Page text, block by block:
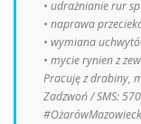
• udrażnianie rur
• naprawa
• wymiana
• mycie rynien z
Pracuję z drabiny,
Zadzwoń / SMS: